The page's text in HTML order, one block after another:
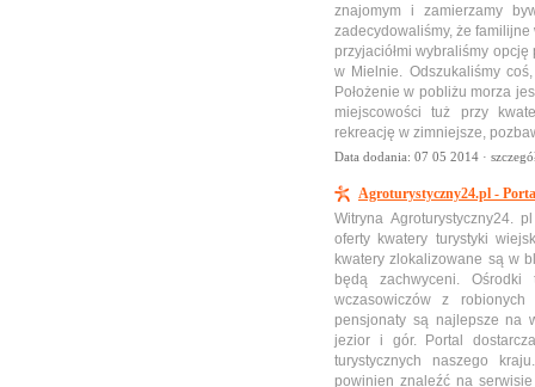
znajomym i zamierzamy
zadecydowaliśmy, że
przyjaciółmi wybraliśmy
w Mielnie. Odszukaliśmy
Położenie w pobliżu morza
miejscowości tuż przy
rekreację w zimniejsze,
Data dodania: 07 05 2014 ·
Agroturystyczny24.pl -
Witryna Agroturystyczny24.
oferty kwatery turystyki
kwatery zlokalizowane są w
będą zachwyceni. Ośrodki
wczasowiczów z
pensjonaty są najlepsze na
jezior i gór. Portal
turystycznych naszego
powinien znaleźć na